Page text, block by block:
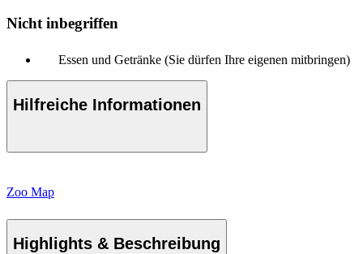
Nicht inbegriffen
Essen und Getränke (Sie dürfen Ihre eigenen mitbringen)
Hilfreiche Informationen
Zoo Map
Highlights & Beschreibung